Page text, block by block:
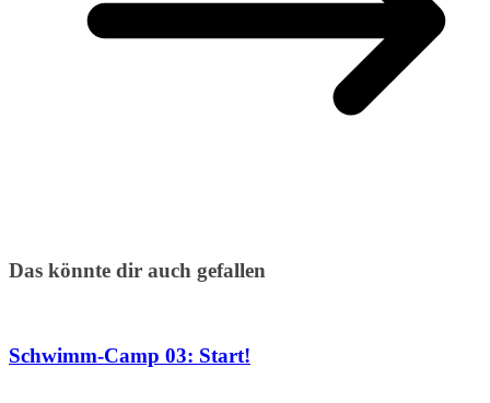
Das könnte dir auch gefallen
Schwimm-Camp 03: Start!